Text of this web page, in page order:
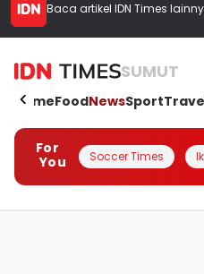
Baca artikel IDN Times
SUMUT
HomeFoodNewsSport
For
You
Soccer Times